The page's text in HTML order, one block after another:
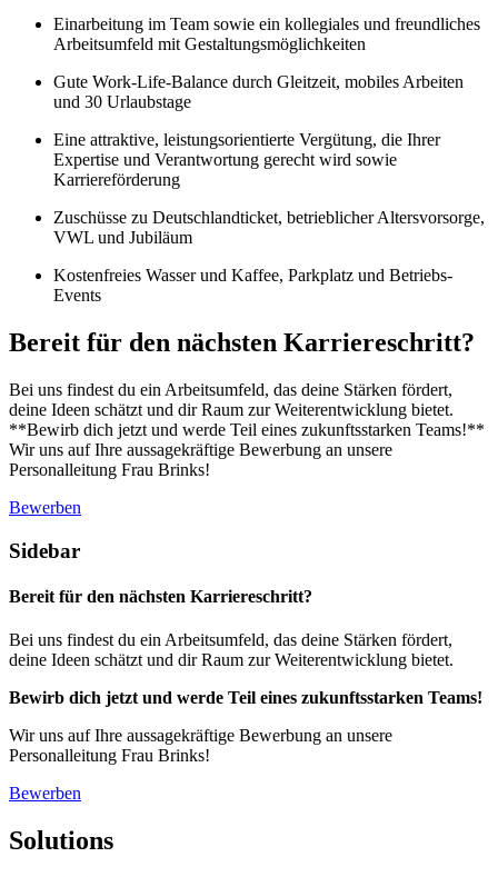
Einarbeitung im Team sowie ein kollegiales und freundliches
Arbeitsumfeld mit Gestaltungsmöglichkeiten
Gute Work-Life-Balance durch Gleitzeit, mobiles Arbeiten
und 30 Urlaubstage
Eine attraktive, leistungsorientierte Vergütung, die Ihrer
Expertise und Verantwortung gerecht wird sowie
Karriereförderung
Zuschüsse zu Deutschlandticket, betrieblicher Altersvorsorge,
VWL und Jubiläum
Kostenfreies Wasser und Kaffee, Parkplatz und Betriebs-
Events
Bereit für den nächsten Karriereschritt?
Bei uns findest du ein Arbeitsumfeld, das deine Stärken fördert,
deine Ideen schätzt und dir Raum zur Weiterentwicklung bietet.
**Bewirb dich jetzt und werde Teil eines zukunftsstarken Teams!**
Wir uns auf Ihre aussagekräftige Bewerbung an unsere
Personalleitung Frau Brinks!
Bewerben
Sidebar
Bereit für den nächsten Karriereschritt?
Bei uns findest du ein Arbeitsumfeld, das deine Stärken fördert,
deine Ideen schätzt und dir Raum zur Weiterentwicklung bietet.
Bewirb dich jetzt und werde Teil eines zukunftsstarken Teams!
Wir uns auf Ihre aussagekräftige Bewerbung an unsere
Personalleitung Frau Brinks!
Bewerben
Solutions